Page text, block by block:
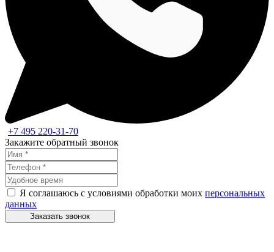
+7 495 220-31-70
Закажите обратный звонок
Я соглашаюсь с условиями обработки моих персональных
данных
Заказать звонок